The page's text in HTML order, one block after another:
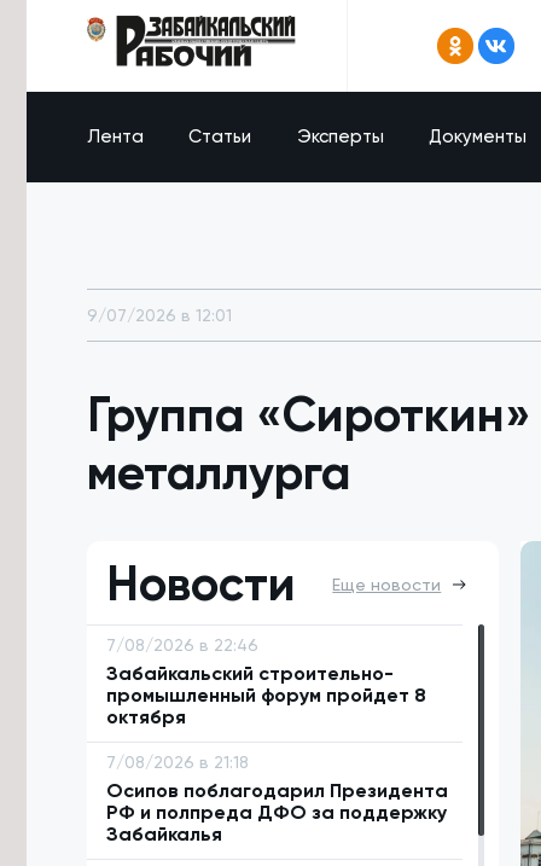
Лента Статьи Эксперты Документы
9/07/2026 в 12:01
Группа
металлурга
Новости
Еще новости
7/08/2026 в 22:46
Забайкальский строительно-
промышленный форум пройдет 8
октября
7/08/2026 в 21:18
Осипов поблагодарил Президента
РФ и полпреда ДФО за поддержку
Забайкалья